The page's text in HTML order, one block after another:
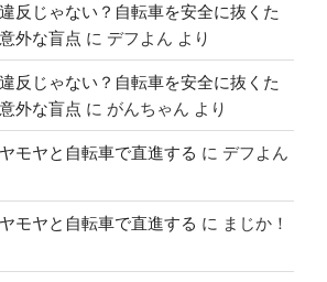
反じゃない？自転車を安全に抜くた
外な盲点 に デフよん より
反じゃない？自転車を安全に抜くた
外な盲点 に がんちゃん より
モヤと自転車で直進する に デフよん
モヤと自転車で直進する に まじか！